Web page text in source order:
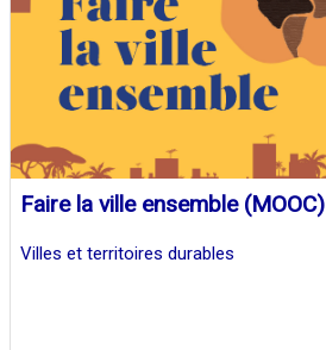
Faire la ville ensemble (MOOC)
Villes et territoires durables